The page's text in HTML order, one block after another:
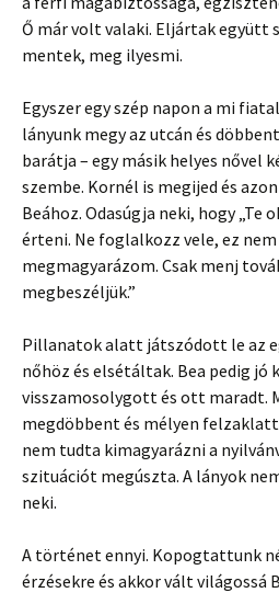
Ő már volt valaki. Eljártak együtt
mentek, meg ilyesmi.
Egyszer egy szép napon a mi
lányunk megy az utcán és
barátja – egy másik helyes nővel
szembe. Kornél is megijed és
Beához. Odasúgja neki, hogy „Te
érteni. Ne foglalkozz vele, ez
megmagyarázom. Csak menj
megbeszéljük.”
Pillanatok alatt játszódott le az
nőhöz és elsétáltak. Bea pedig jó
visszamosolygott és ott maradt.
megdöbbent és mélyen
nem tudta kimagyarázni a
szituációt megúszta. A lányok
neki.
A történet ennyi. Kopogtattunk
érzésekre és akkor vált világossá